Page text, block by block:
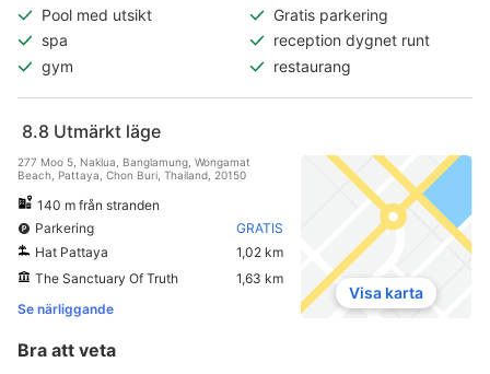
Pool med utsikt
Gratis parkering
spa
reception dygnet runt
gym
restaurang
8.8 Utmärkt läge
277 Moo 5, Naklua, Banglamung, Wongamat
Beach, Pattaya, Chon Buri, Thailand, 20150
140 m från stranden
Parkering
GRATIS
Hat Pattaya
1,02 km
The Sanctuary Of Truth
1,63 km
Se närliggande
Visa karta
Bra att veta